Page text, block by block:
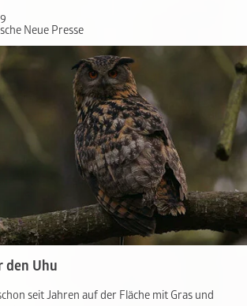
Neue Presse
den Uhu
seit Jahren auf der Fläche mit Gras und